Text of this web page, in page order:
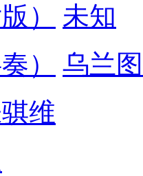
）
未知
）
乌兰
维